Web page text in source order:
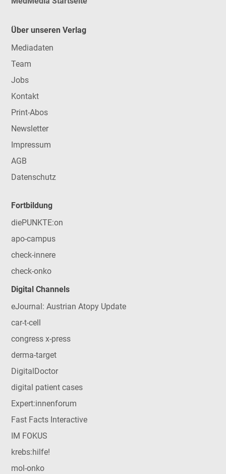
Über unseren Verlag
Mediadaten
Team
Jobs
Kontakt
Print-Abos
Newsletter
Impressum
AGB
Datenschutz
Fortbildung
diePUNKTE:on
apo-campus
check-innere
check-onko
Digital Channels
eJournal: Austrian Atopy Update
car-t-cell
congress x-press
derma-target
DigitalDoctor
digital patient cases
Expert:innenforum
Fast Facts Interactive
IM FOKUS
krebs:hilfe!
mol-onko